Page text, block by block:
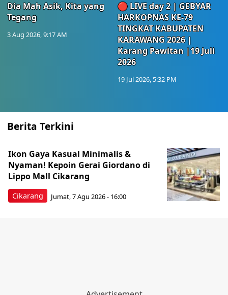
Dia Mah Asik, Kita yang
Tegang
3 Aug 2026, 9:17 AM
🔴 LIVE day 2 | GEBYAR
HARKOPNAS KE-79
TINGKAT KABUPATEN
KARAWANG 2026 |
Karang Pawitan |19 Juli
2026
19 Jul 2026, 5:32 PM
Berita Terkini
Cikarang
Ikon Gaya Kasual Minimalis &
Nyaman! Kepoin Gerai Giordano di
Lippo Mall Cikarang
Jumat, 7 Agu 2026 - 16:00